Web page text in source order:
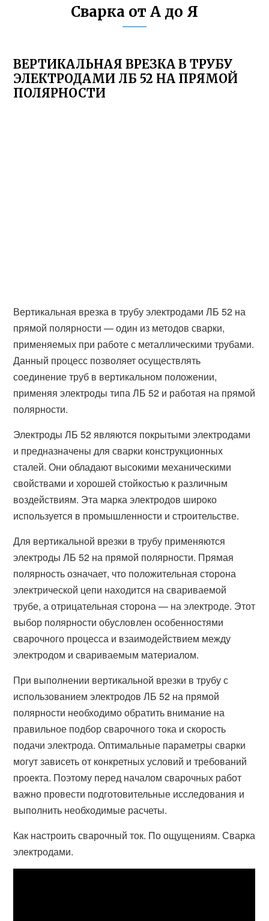
Сварка от А до Я
ВЕРТИКАЛЬНАЯ ВРЕЗКА В ТРУБУ
ЭЛЕКТРОДАМИ ЛБ 52 НА ПРЯМОЙ
ПОЛЯРНОСТИ
Вертикальная врезка в трубу электродами ЛБ 52 на
прямой полярности — один из методов сварки,
применяемых при работе с металлическими трубами.
Данный процесс позволяет осуществлять
соединение труб в вертикальном положении,
применяя электроды типа ЛБ 52 и работая на прямой
полярности.
Электроды ЛБ 52 являются покрытыми электродами
и предназначены для сварки конструкционных
сталей. Они обладают высокими механическими
свойствами и хорошей стойкостью к различным
воздействиям. Эта марка электродов широко
используется в промышленности и строительстве.
Для вертикальной врезки в трубу применяются
электроды ЛБ 52 на прямой полярности. Прямая
полярность означает, что положительная сторона
электрической цепи находится на свариваемой
трубе, а отрицательная сторона — на электроде. Этот
выбор полярности обусловлен особенностями
сварочного процесса и взаимодействием между
электродом и свариваемым материалом.
При выполнении вертикальной врезки в трубу с
использованием электродов ЛБ 52 на прямой
полярности необходимо обратить внимание на
правильное подбор сварочного тока и скорость
подачи электрода. Оптимальные параметры сварки
могут зависеть от конкретных условий и требований
проекта. Поэтому перед началом сварочных работ
важно провести подготовительные исследования и
выполнить необходимые расчеты.
Как настроить сварочный ток. По ощущениям. Сварка
электродами.